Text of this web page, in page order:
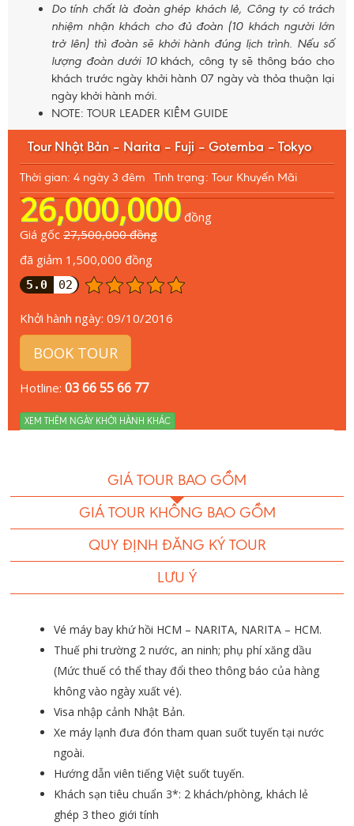
Do tính chất là đoàn ghép khách lẻ, Công ty có trách
nhiệm nhận khách cho đủ đoàn (10 khách người lớn
trở lên) thì đoàn sẽ khởi hành đúng lịch trình. Nếu số
lượng đoàn dưới 10 khách, công ty sẽ thông báo cho
khách trước ngày khởi hành 07 ngày và thỏa thuận lại
ngày khởi hành mới.
NOTE: TOUR LEADER KIÊM GUIDE
Tour Nhật Bản – Narita – Fuji – Gotemba – Tokyo
Thời gian: 4 ngày 3 đêm Tình trạng: Tour Khuyến Mãi
26,000,000đồng
Giá gốc 27,500,000 đồng
đã giảm 1,500,000 đồng
5.0 02
Khởi hành ngày: 09/10/2016
BOOK TOUR
Hotline: 03 66 55 66 77
XEM THÊM NGÀY KHỞI HÀNH KHÁC
GIÁ TOUR BAO GỒM
GIÁ TOUR KHÔNG BAO GỒM
QUY ĐỊNH ĐĂNG KÝ TOUR
LƯU Ý
Vé máy bay khứ hồi HCM – NARITA, NARITA – HCM.
Thuế phi trường 2 nước, an ninh; phụ phí xăng dầu
(Mức thuế có thể thay đổi theo thông báo của hàng
không vào ngày xuất vé).
Visa nhập cảnh Nhật Bản.
Xe máy lạnh đưa đón tham quan suốt tuyến tại nước
ngoài.
Hướng dẫn viên tiếng Việt suốt tuyến.
Khách sạn tiêu chuẩn 3*: 2 khách/phòng, khách lẻ
ghép 3 theo giới tính